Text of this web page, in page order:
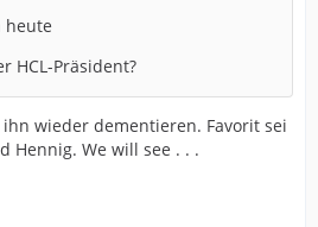
heute
HCL-Präsident?
wieder dementieren. Favorit sei
Hennig. We will see . . .